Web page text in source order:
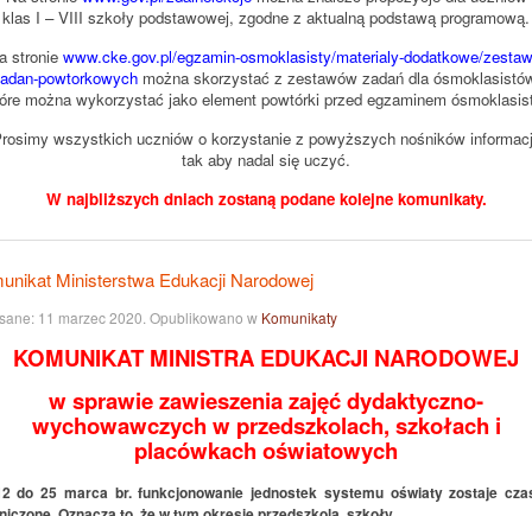
klas I – VIII szkoły podstawowej, zgodne z aktualną podstawą programową.
stronie www.cke.gov.pl/egzamin-osmoklasisty/materialy-dodatkowe/
powtorkowych można skorzystać z zestawów zadań dla
można wykorzystać jako element powtórki przed egzaminem
wszystkich uczniów o korzystanie z powyższych nośników
tak aby nadal się uczyć.
W najbliższych dniach zostaną podane kolejne komunikaty.
Ministerstwa Edukacji Narodowej
11 marzec 2020 . Opublikowano w Komunikaty
KOMUNIKAT MINISTRA EDUKACJI NARODOWEJ
w sprawie zawieszenia zajęć dydaktyczno-
wychowawczych w przedszkolach, szkołach i
placówkach oświatowych
do 25 marca br. funkcjonowanie jednostek systemu oświaty zostaje